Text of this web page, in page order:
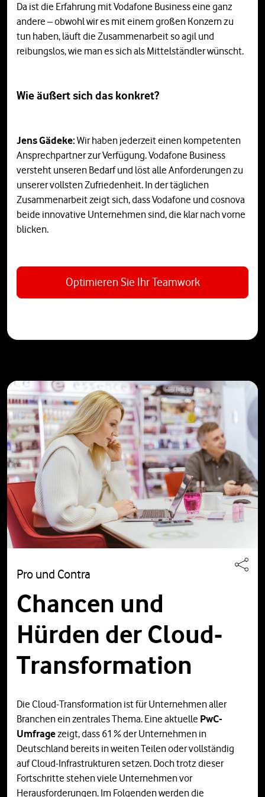
Da ist die Erfahrung mit Vodafone Business eine ganz
andere – obwohl wir es mit einem großen Konzern zu
tun haben, läuft die Zusammenarbeit so agil und
reibungslos, wie man es sich als Mittelständler wünscht.
Wie äußert sich das konkret?
Jens Gädeke: Wir haben jederzeit einen kompetenten
Ansprechpartner zur Verfügung. Vodafone Business
versteht unseren Bedarf und löst alle Anforderungen zu
unserer vollsten Zufriedenheit. In der täglichen
Zusammenarbeit zeigt sich, dass Vodafone und cosnova
beide innovative Unternehmen sind, die klar nach vorne
blicken.
Optimieren Sie Ihr Teamwork
Pro und Contra
Chancen und
Hürden der Cloud-
Transformation
Die Cloud-Transformation ist für Unternehmen aller
Branchen ein zentrales Thema. Eine aktuelle PwC-
Umfragezeigt, dass 61 % der Unternehmen in
Deutschland bereits in weiten Teilen oder vollständig
auf Cloud-Infrastrukturen setzen. Doch trotz dieser
Fortschritte stehen viele Unternehmen vor
Herausforderungen. Im Folgenden werden die